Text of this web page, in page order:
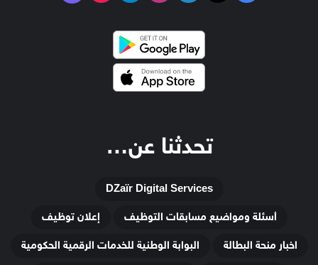
تحدثنا عن…
DZaïr Digital Services
أسئلة ومواضيع مسابقات التوظيف
إعلان توظيف
اخبار منحة البطالة
البوابة الوطنية للخدمات الرقمية الحكومية